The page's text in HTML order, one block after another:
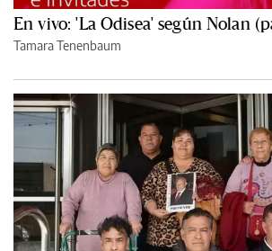
En vivo: 'La Odisea' según Nolan
Tamara Tenenbaum